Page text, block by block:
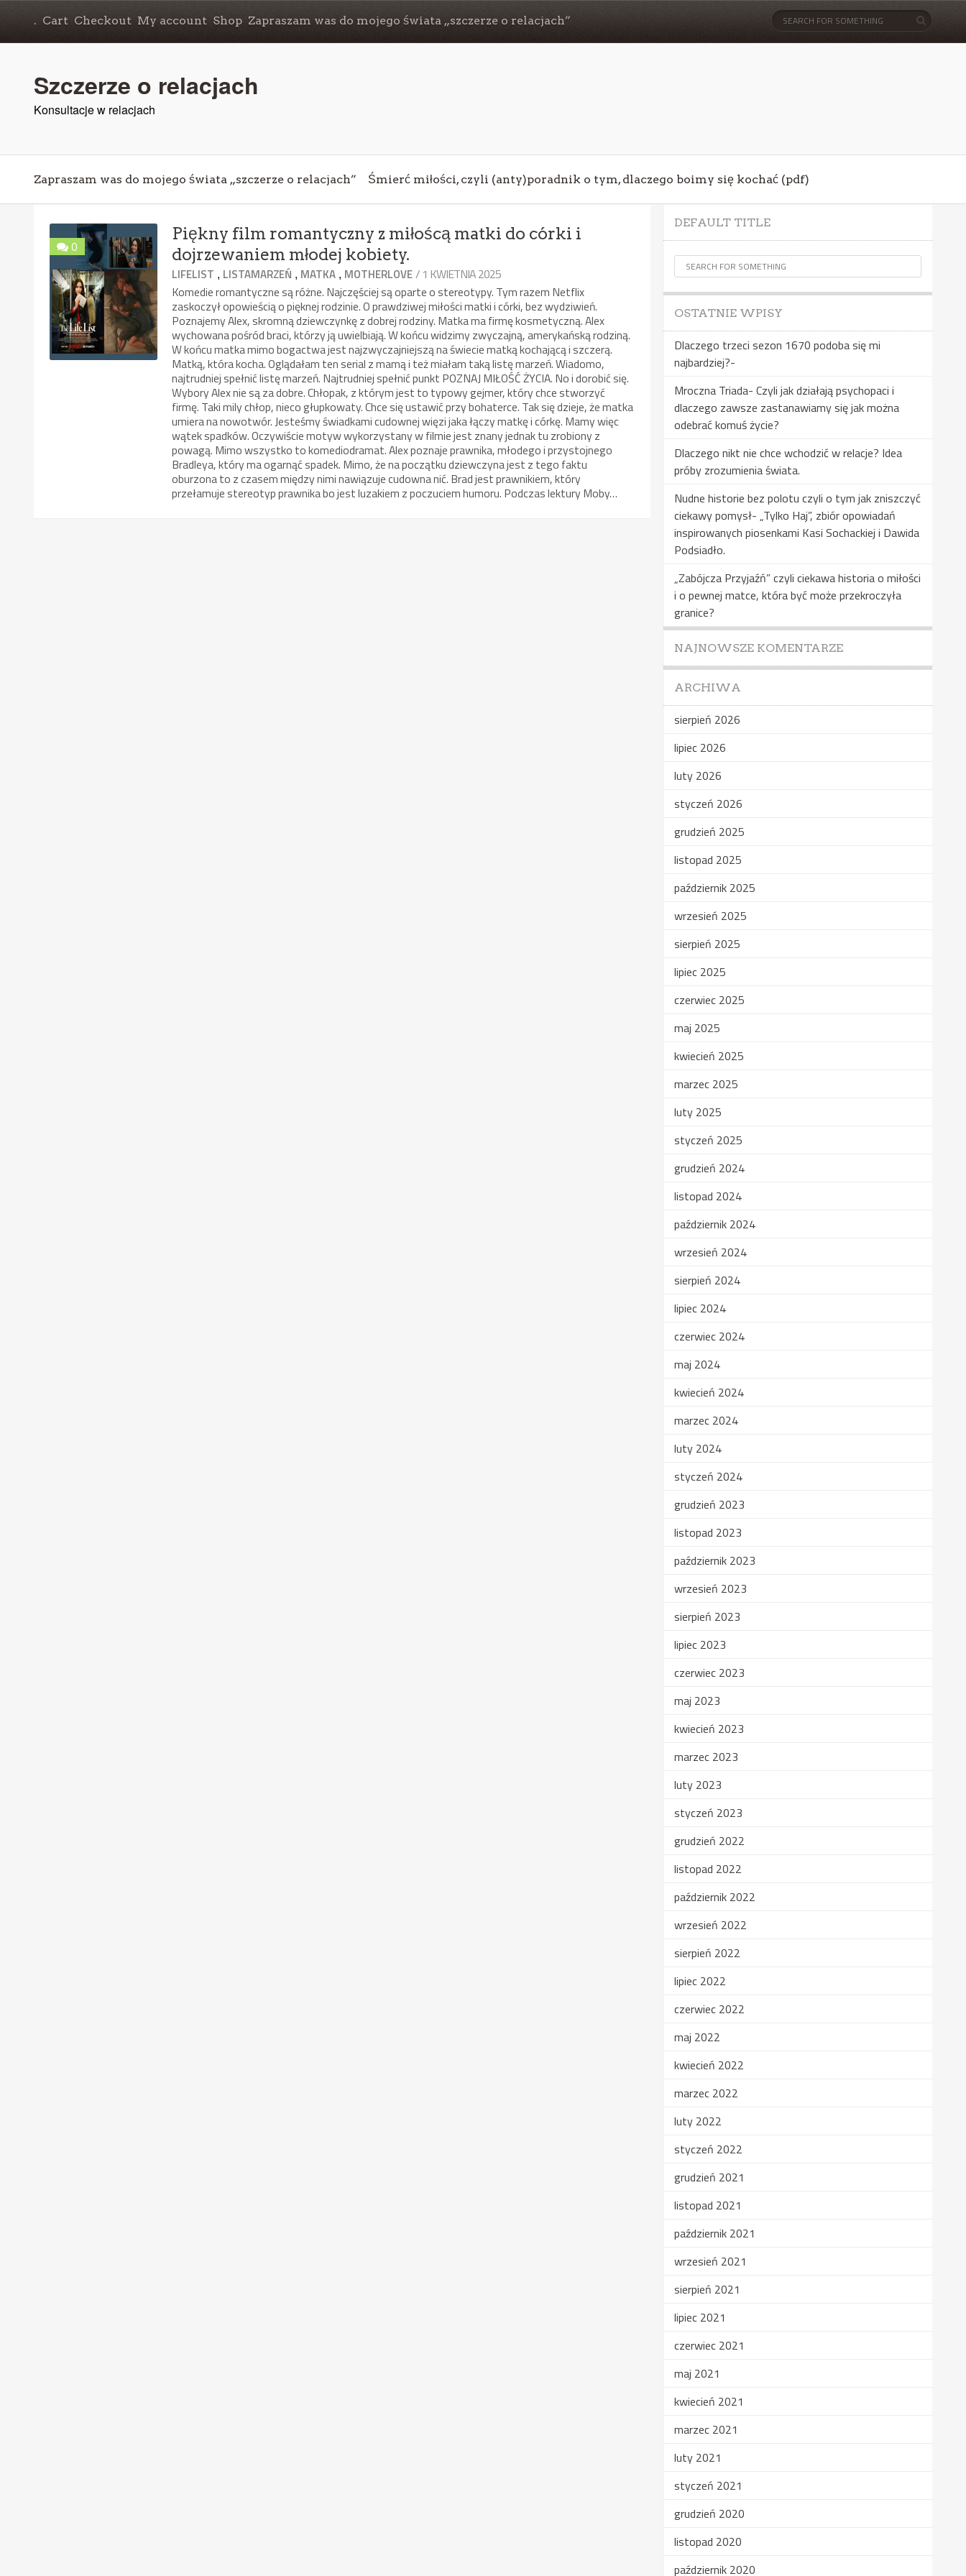
. Cart Checkout My account Shop Zapraszam was do mojego świata „szczerze o relacjach”
Szczerze o relacjach
Konsultacje w relacjach
Zapraszam was do mojego świata „szczerze o relacjach” Śmierć miłości, czyli (anty)poradnik o tym, dlaczego boimy się kochać (pdf)
0
Piękny film romantyczny z miłoścą matki do córki i
dojrzewaniem młodej kobiety.
LIFELIST , LISTAMARZEŃ , MATKA , MOTHERLOVE/ 1 KWIETNIA 2025
Komedie romantyczne są różne. Najczęściej są oparte o stereotypy. Tym razem Netflix
zaskoczył opowieścią o pięknej rodzinie. O prawdziwej miłości matki i córki, bez wydziwień.
Poznajemy Alex, skromną dziewczynkę z dobrej rodziny. Matka ma firmę kosmetyczną. Alex
wychowana pośród braci, którzy ją uwielbiają. W końcu widzimy zwyczajną, amerykańską rodziną.
W końcu matka mimo bogactwa jest najzwyczajniejszą na świecie matką kochającą i szczerą.
Matką, która kocha. Oglądałam ten serial z mamą i też miałam taką listę marzeń. Wiadomo,
najtrudniej spełnić listę marzeń. Najtrudniej spełnić punkt POZNAJ MIŁOŚĆ ŻYCIA. No i dorobić się.
Wybory Alex nie są za dobre. Chłopak, z którym jest to typowy gejmer, który chce stworzyć
firmę. Taki mily chłop, nieco głupkowaty. Chce się ustawić przy bohaterce. Tak się dzieje, że matka
umiera na nowotwór. Jesteśmy świadkami cudownej więzi jaka łączy matkę i córkę. Mamy więc
wątek spadków. Oczywiście motyw wykorzystany w filmie jest znany jednak tu zrobiony z
powagą. Mimo wszystko to komediodramat. Alex poznaje prawnika, młodego i przystojnego
Bradleya, który ma ogarnąć spadek. Mimo, że na początku dziewczyna jest z tego faktu
oburzona to z czasem między nimi nawiązuje cudowna nić. Brad jest prawnikiem, który
przełamuje stereotyp prawnika bo jest luzakiem z poczuciem humoru. Podczas lektury Moby…
DEFAULT TITLE
OSTATNIE WPISY
Dlaczego trzeci sezon 1670 podoba się mi
najbardziej?-
Mroczna Triada- Czyli jak działają psychopaci i
dlaczego zawsze zastanawiamy się jak można
odebrać komuś życie?
Dlaczego nikt nie chce wchodzić w relacje? Idea
próby zrozumienia świata.
Nudne historie bez polotu czyli o tym jak zniszczyć
ciekawy pomysł- „Tylko Haj”, zbiór opowiadań
inspirowanych piosenkami Kasi Sochackiej i Dawida
Podsiadło.
„Zabójcza Przyjaźń” czyli ciekawa historia o miłości
i o pewnej matce, która być może przekroczyła
granice?
NAJNOWSZE KOMENTARZE
ARCHIWA
sierpień 2026
lipiec 2026
luty 2026
styczeń 2026
grudzień 2025
listopad 2025
październik 2025
wrzesień 2025
sierpień 2025
lipiec 2025
czerwiec 2025
maj 2025
kwiecień 2025
marzec 2025
luty 2025
styczeń 2025
grudzień 2024
listopad 2024
październik 2024
wrzesień 2024
sierpień 2024
lipiec 2024
czerwiec 2024
maj 2024
kwiecień 2024
marzec 2024
luty 2024
styczeń 2024
grudzień 2023
listopad 2023
październik 2023
wrzesień 2023
sierpień 2023
lipiec 2023
czerwiec 2023
maj 2023
kwiecień 2023
marzec 2023
luty 2023
styczeń 2023
grudzień 2022
listopad 2022
październik 2022
wrzesień 2022
sierpień 2022
lipiec 2022
czerwiec 2022
maj 2022
kwiecień 2022
marzec 2022
luty 2022
styczeń 2022
grudzień 2021
listopad 2021
październik 2021
wrzesień 2021
sierpień 2021
lipiec 2021
czerwiec 2021
maj 2021
kwiecień 2021
marzec 2021
luty 2021
styczeń 2021
grudzień 2020
listopad 2020
październik 2020